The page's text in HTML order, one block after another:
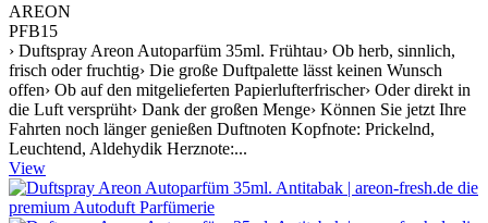
AREON
PFB15
› Duftspray Areon Autoparfüm 35ml. Frühtau› Ob herb, sinnlich,
frisch oder fruchtig› Die große Duftpalette lässt keinen Wunsch
offen› Ob auf den mitgelieferten Papierlufterfrischer› Oder direkt in
die Luft versprüht› Dank der großen Menge› Können Sie jetzt Ihre
Fahrten noch länger genießen Duftnoten Kopfnote: Prickelnd,
Leuchtend, Aldehydik Herznote:...
View